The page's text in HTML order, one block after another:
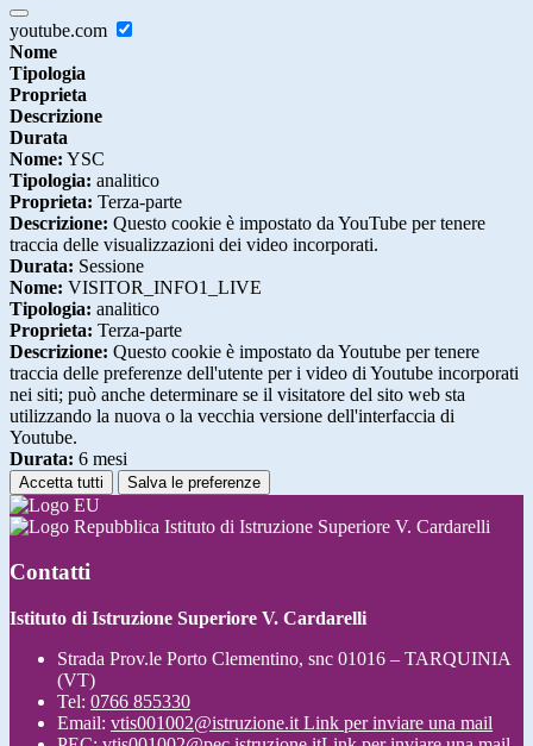
youtube.com
Nome
Tipologia
Proprieta
Descrizione
Durata
Nome: YSC
Tipologia: analitico
Proprieta: Terza-parte
Descrizione: Questo cookie è impostato da YouTube per tenere
traccia delle visualizzazioni dei video incorporati.
Durata: Sessione
Nome: VISITOR_INFO1_LIVE
Tipologia: analitico
Proprieta: Terza-parte
Descrizione: Questo cookie è impostato da Youtube per tenere
traccia delle preferenze dell'utente per i video di Youtube incorporati
nei siti; può anche determinare se il visitatore del sito web sta
utilizzando la nuova o la vecchia versione dell'interfaccia di
Youtube.
Durata: 6 mesi
Accetta tutti Salva le preferenze
Istituto di Istruzione Superiore V. Cardarelli
Contatti
Istituto di Istruzione Superiore V. Cardarelli
Strada Prov.le Porto Clementino, snc 01016 – TARQUINIA
(VT)
Tel: 0766 855330
Email: vtis001002@istruzione.it Link per inviare una mail